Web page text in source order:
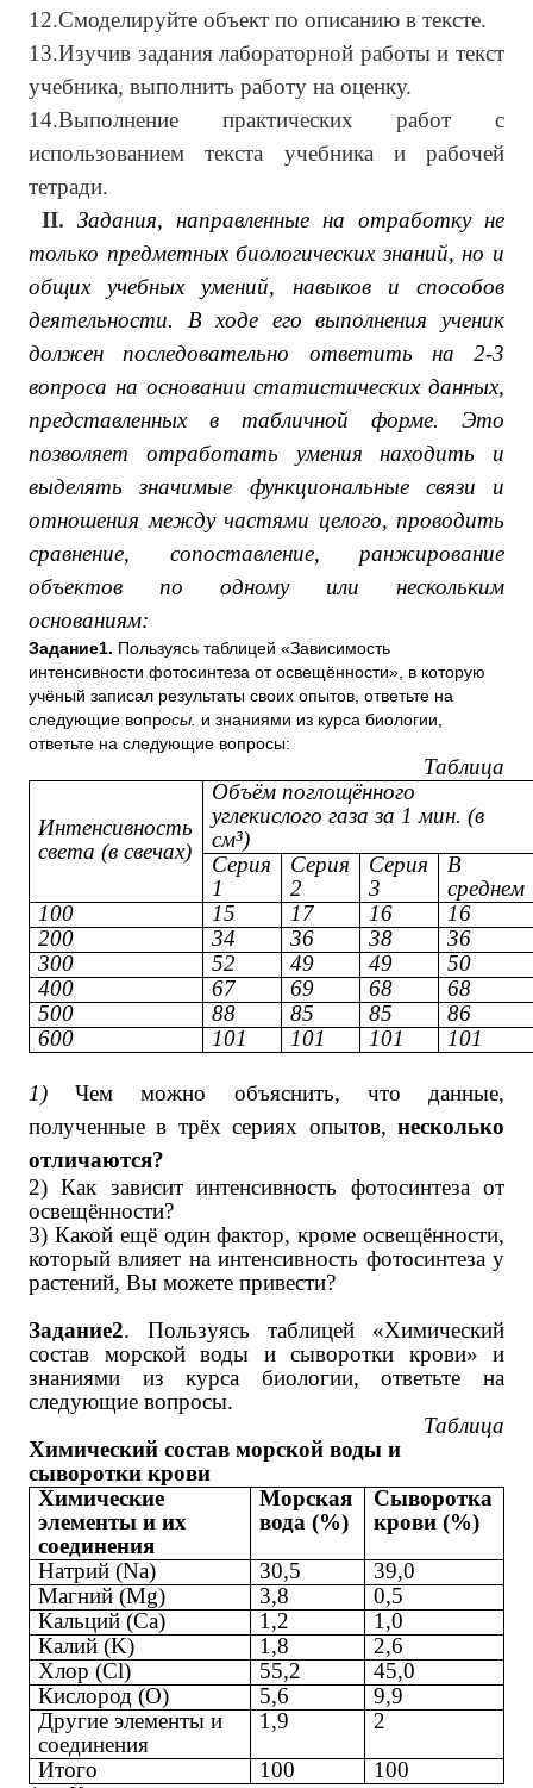
12.Смоделируйте объект по описанию в тексте.
13.Изучив задания лабораторной работы и текст
учебника, выполнить работу на оценку.
14.Выполнение практических работ с
использованием текста учебника и рабочей
тетради.
II. Задания, направленные на отработку не
только предметных биологических знаний, но и
общих учебных умений, навыков и способов
деятельности. В ходе его выполнения ученик
должен последовательно ответить на 2-3
вопроса на основании статистических данных,
представленных в табличной форме. Это
позволяет отработать умения находить и
выделять значимые функциональные связи и
отношения между частями целого, проводить
сравнение, сопоставление, ранжирование
объектов по одному или нескольким
основаниям:
Задание1. Пользуясь таблицей «Зависимость
интенсивности фотосинтеза от освещённости», в которую
учёный записал результаты своих опытов, ответьте на
следующие вопросы. и знаниями из курса биологии,
ответьте на следующие вопросы:
Таблица
Интенсивность
света (в свечах)
Объём поглощённого
углекислого газа за 1 мин. (в
см³)
Серия
1
Серия
2
Серия
3
В
среднем
100
15 17 16
16
200
34 36 38
36
300
52 49 49
50
400
67 69 68
68
500
88 85 85
86
600
101 101 101 101
1) Чем можно объяснить, что данные,
полученные в трёх сериях опытов, несколько
отличаются?
2) Как зависит интенсивность фотосинтеза от
освещённости?
3) Какой ещё один фактор, кроме освещённости,
который влияет на интенсивность фотосинтеза у
растений, Вы можете привести?
Задание2. Пользуясь таблицей «Химический
состав морской воды и сыворотки крови» и
знаниями из курса биологии, ответьте на
следующие вопросы.
Таблица
Химический состав морской воды и
сыворотки крови
Химические
элементы и их
соединения
Морская
вода (%)
Сыворотка
крови (%)
Натрий(Na) 30,5
39,0
Магний (Mg) 3,8
0,5
Кальций (Ca) 1,2
1,0
Калий (K) 1,8
2,6
Хлор(Cl) 55,2
45,0
Кислород (O) 5,6
9,9
Другие элементы и
соединения
1,9
2
Итого
100
100